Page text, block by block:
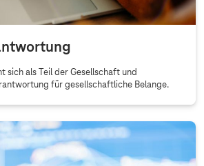
sich als Teil der Gesellschaft und
für gesellschaftliche Belange.